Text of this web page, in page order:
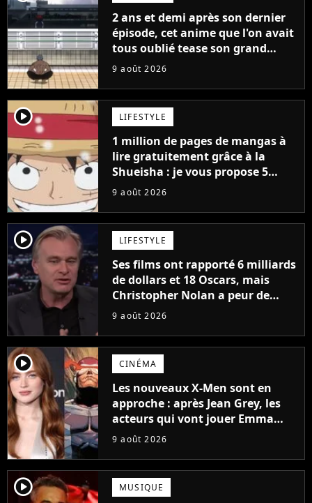
2 ans et demi après son dernier
épisode, cet anime que l'on avait
tous oublié tease son grand
retour
9 août 2026
player2 LIFESTYLE
1 million de pages de mangas à
lire gratuitement grâce à la
Shueisha : je vous propose 5
mangas jamais sortis en France
9 août 2026
player2 LIFESTYLE
Ses films ont rapporté 6 milliards
de dollars et 18 Oscars, mais
Christopher Nolan a peur de
tourner un genre de films très
9 août 2026
player2 CINÉMA
Les nouveaux X-Men sont en
approche : après Jean Grey, les
acteurs qui vont jouer Emma
Frost et Cyclope trouvés !
9 août 2026
player2 MUSIQUE